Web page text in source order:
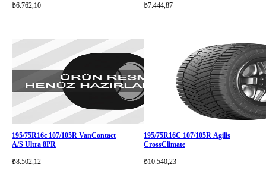
₺6.762,10 ₺7.444,87
195/75R16c 107/105R VanContact
A/S Ultra 8PR
₺8.502,12
195/75R16C 107/105R Agilis
CrossClimate
₺10.540,23